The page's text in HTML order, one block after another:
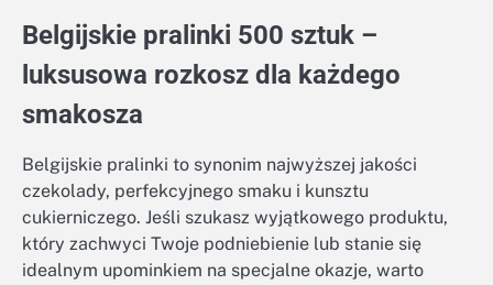
Belgijskie pralinki 500 sztuk –
luksusowa rozkosz dla każdego
smakosza
Belgijskie pralinki to synonim najwyższej jakości
czekolady, perfekcyjnego smaku i kunsztu
cukierniczego. Jeśli szukasz wyjątkowego produktu,
który zachwyci Twoje podniebienie lub stanie się
idealnym upominkiem na specjalne okazje, warto